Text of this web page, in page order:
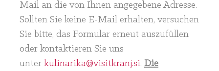
Mail an die von Ihnen angegebene Adresse.
Sollten Sie keine E-Mail erhalten, versuchen
Sie bitte, das Formular erneut auszufüllen
oder kontaktieren Sie uns
unter kulinarika@visitkranj.si. Die